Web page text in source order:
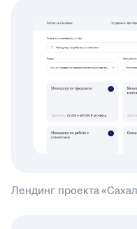
Лендинг проекта